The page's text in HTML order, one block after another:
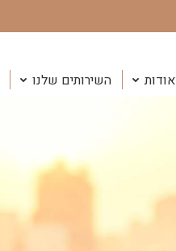
אודות השירותים שלנו